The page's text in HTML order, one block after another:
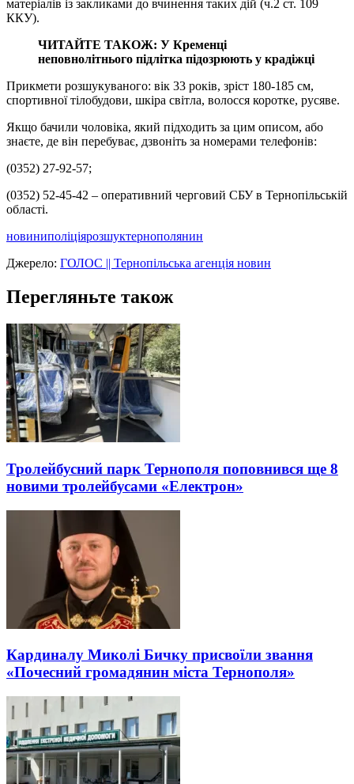
матеріалів із закликами до вчинення таких дій (ч.2 ст. 109
ККУ).
ЧИТАЙТЕ ТАКОЖ: У Кременці
неповнолітнього підлітка підозрюють у крадіжці
Прикмети розшукуваного: вік 33 років, зріст 180-185 см,
спортивної тілобудови, шкіра світла, волосся коротке, русяве.
Якщо бачили чоловіка, який підходить за цим описом, або
знаєте, де він перебуває, дзвоніть за номерами телефонів:
(0352) 27-92-57;
(0352) 52-45-42 – оперативний черговий СБУ в Тернопільській
області.
новиниполіціярозшуктернополянин
Джерело: ГОЛОС || Тернопільська агенція новин
Перегляньте також
Тролейбусний парк Тернополя поповнився ще 8
новими тролейбусами «Електрон»
Кардиналу Миколі Бичку присвоїли звання
«Почесний громадянин міста Тернополя»